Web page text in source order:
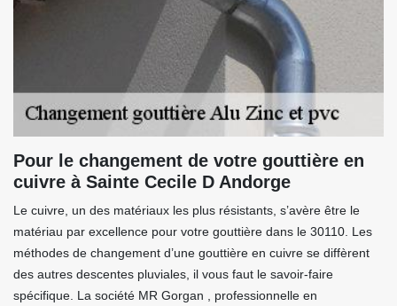
Pour le changement de votre gouttière en
cuivre à Sainte Cecile D Andorge
Le cuivre, un des matériaux les plus résistants, s’avère être le
matériau par excellence pour votre gouttière dans le 30110. Les
méthodes de changement d’une gouttière en cuivre se diffèrent
des autres descentes pluviales, il vous faut le savoir-faire
spécifique. La société MR Gorgan , professionnelle en